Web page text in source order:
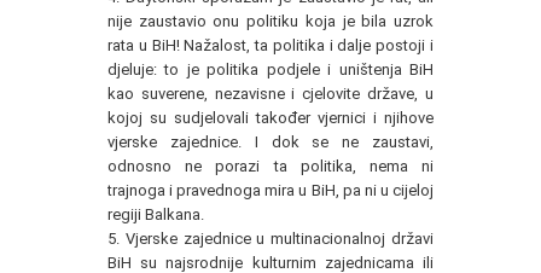
nije zaustavio onu politiku koja je bila uzrok
rata u BiH! Nažalost, ta politika i dalje postoji i
djeluje: to je politika podjele i uništenja BiH
kao suverene, nezavisne i cjelovite države, u
kojoj su sudjelovali također vjernici i njihove
vjerske zajednice. I dok se ne zaustavi,
odnosno ne porazi ta politika, nema ni
trajnoga i pravednoga mira u BiH, pa ni u cijeloj
regiji Balkana.
5. Vjerske zajednice u multinacionalnoj državi
BiH su najsrodnije kulturnim zajednicama ili